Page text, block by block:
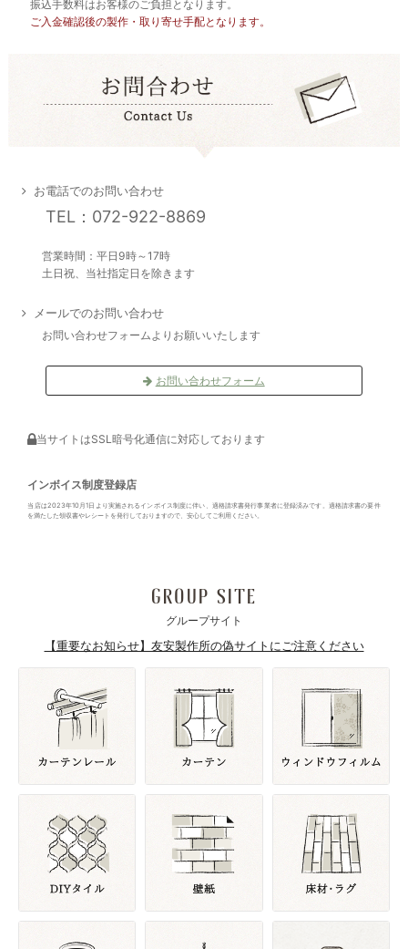
振込手数料はお客様のご負担となります。
ご入金確認後の製作・取り寄せ手配となります。
お電話でのお問い合わせ
TEL：072-922-8869
営業時間：平日9時～17時
土日祝、当社指定日を除きます
メールでのお問い合わせ
お問い合わせフォームよりお願いいたします
お問い合わせフォーム
当サイトはSSL暗号化通信に対応しております
インボイス制度登録店
当店は2023年10月1日より実施されるインボイス制度に伴い、適格請求書発行事業者に登録済みです。適格請求書の要件
を満たした領収書やレシートを発行しておりますので、安心してご利用ください。
GROUP SITE
グループサイト
【重要なお知らせ】友安製作所の偽サイトにご注意ください